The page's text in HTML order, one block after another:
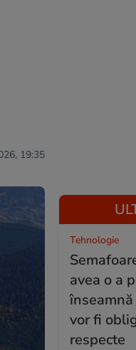
19:35
Tehnologie
avea o a
vor fi
respecte